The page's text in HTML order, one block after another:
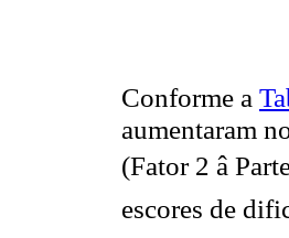
Conforme a
aumentaram
(Fator 2 â
escores de